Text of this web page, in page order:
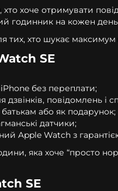
хоче отримувати
годинник на кожен
тих, хто шукає
SE
без переплати;
дзвінків, повідомлень і
батькам або як подарунок;
датчики;
Apple Watch з
яка хоче “просто
SE